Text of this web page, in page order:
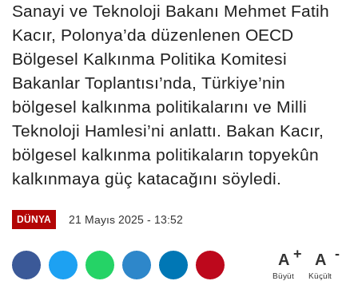
Sanayi ve Teknoloji Bakanı Mehmet Fatih
Kacır, Polonya’da düzenlenen OECD
Bölgesel Kalkınma Politika Komitesi
Bakanlar Toplantısı’nda, Türkiye’nin
bölgesel kalkınma politikalarını ve Milli
Teknoloji Hamlesi’ni anlattı. Bakan Kacır,
bölgesel kalkınma politikaların topyekûn
kalkınmaya güç katacağını söyledi.
DÜNYA 21 Mayıs 2025 - 13:52
A
Büyüt
A
Küçült